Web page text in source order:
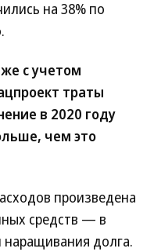
на 38% по
с учетом
траты
в 2020 году
чем это
произведена
средств — в
долга.